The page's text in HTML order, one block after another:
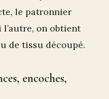
le patronnier
l’autre, on obtient
de tissu découpé.
encoches,